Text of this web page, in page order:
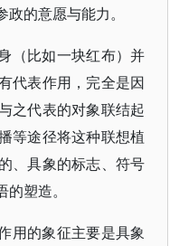
的意愿与能力。
（比如一块红布）并
代表作用，完全是因
之代表的对象联结起
等途径将这种联想植
、具象的标志、符号
塑造。
用的象征主要是具象